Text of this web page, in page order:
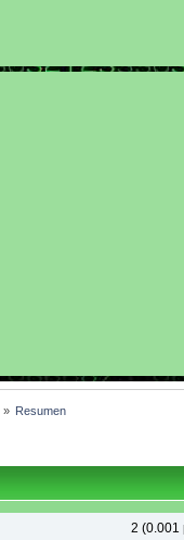
» Resumen
2 (0.001